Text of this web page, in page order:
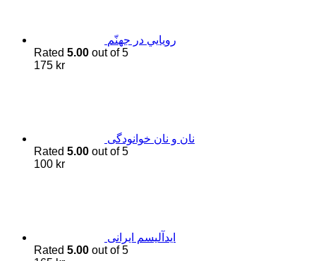
رويايي در جهنّم
Rated 5.00 out of 5
175 kr
نان و نان خوانودگی
Rated 5.00 out of 5
100 kr
اید‌آلیسم ایرانی
Rated 5.00 out of 5